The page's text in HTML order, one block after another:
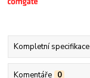
Kompletní specifikace
Komentáře 0